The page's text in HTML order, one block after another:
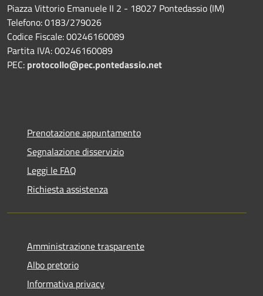
Piazza Vittorio Emanuele II 2 - 18027 Pontedassio (IM)
Telefono: 0183/279026
Codice Fiscale: 00246160089
Partita IVA: 00246160089
PEC: protocollo@pec.pontedassio.net
Prenotazione appuntamento
Segnalazione disservizio
Leggi le FAQ
Richiesta assistenza
Amministrazione trasparente
Albo pretorio
Informativa privacy